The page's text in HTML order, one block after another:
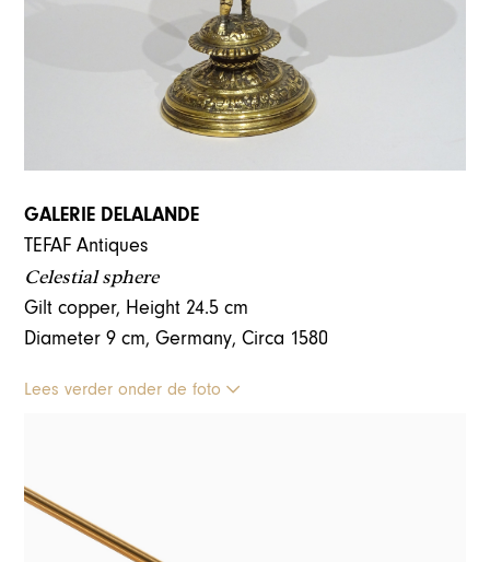
GALERIE DELALANDE
TEFAF Antiques
Celestial sphere
Gilt copper, Height 24.5 cm
Diameter 9 cm, Germany, Circa 1580
Lees verder onder de foto